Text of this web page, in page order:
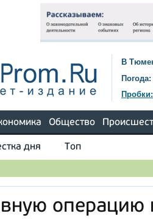
В
Погода:
Пробки:
Общество
дня Топ
операцию